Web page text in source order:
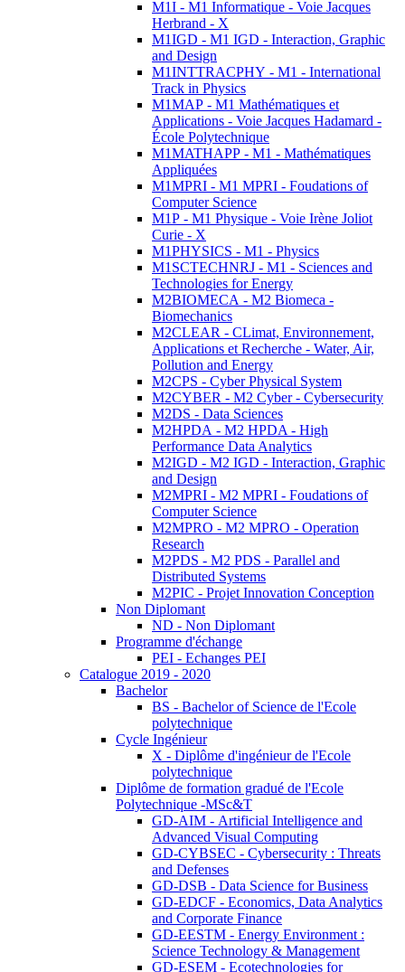
M1I - M1 Informatique - Voie Jacques
Herbrand - X
M1IGD - M1 IGD - Interaction, Graphic
and Design
M1INTTRACPHY - M1 - International
Track in Physics
M1MAP - M1 Mathématiques et
Applications - Voie Jacques Hadamard -
École Polytechnique
M1MATHAPP - M1 - Mathématiques
Appliquées
M1MPRI - M1 MPRI - Foudations of
Computer Science
M1P - M1 Physique - Voie Irène Joliot
Curie - X
M1PHYSICS - M1 - Physics
M1SCTECHNRJ - M1 - Sciences and
Technologies for Energy
M2BIOMECA - M2 Biomeca -
Biomechanics
M2CLEAR - CLimat, Environnement,
Applications et Recherche - Water, Air,
Pollution and Energy
M2CPS - Cyber Physical System
M2CYBER - M2 Cyber - Cybersecurity
M2DS - Data Sciences
M2HPDA - M2 HPDA - High
Performance Data Analytics
M2IGD - M2 IGD - Interaction, Graphic
and Design
M2MPRI - M2 MPRI - Foudations of
Computer Science
M2MPRO - M2 MPRO - Operation
Research
M2PDS - M2 PDS - Parallel and
Distributed Systems
M2PIC - Projet Innovation Conception
Non Diplomant
ND - Non Diplomant
Programme d'échange
PEI - Echanges PEI
Catalogue 2019 - 2020
Bachelor
BS - Bachelor of Science de l'Ecole
polytechnique
Cycle Ingénieur
X - Diplôme d'ingénieur de l'Ecole
polytechnique
Diplôme de formation gradué de l'Ecole
Polytechnique -MSc&T
GD-AIM - Artificial Intelligence and
Advanced Visual Computing
GD-CYBSEC - Cybersecurity : Threats
and Defenses
GD-DSB - Data Science for Business
GD-EDCF - Economics, Data Analytics
and Corporate Finance
GD-EESTM - Energy Environment :
Science Technology & Management
GD-ESEM - Ecotechnologies for